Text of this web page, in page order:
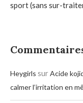
sport (sans sur-
Heygirls surAcide
calmer l’irritation en